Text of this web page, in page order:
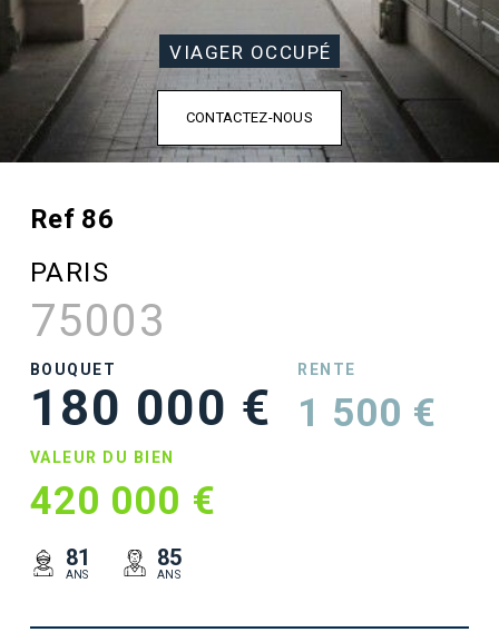
VIAGER OCCUPÉ
CONTACTEZ-NOUS
Ref 86
PARIS
75003
BOUQUET
180 000 €
RENTE
1 500 €
VALEUR DU BIEN
420 000 €
81
ANS
85
ANS